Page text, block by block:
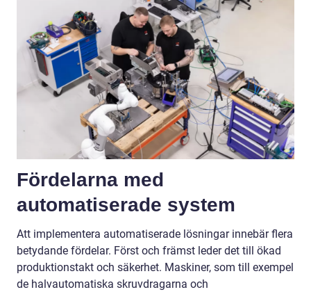
Fördelarna med
automatiserade system
Att implementera automatiserade lösningar innebär flera
betydande fördelar. Först och främst leder det till ökad
produktionstakt och säkerhet. Maskiner, som till exempel
de halvautomatiska skruvdragarna och